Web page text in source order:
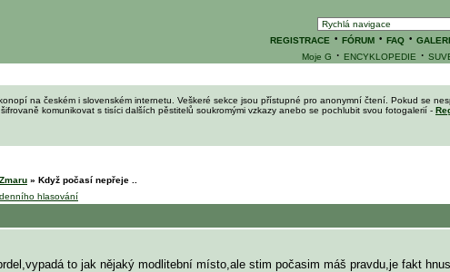
REGISTRACE · FÓRUM· FAQ·
Moje G · ENCYKLOPEDIE ·
na českém i slovenském internetu. Veškeré sekce jsou přístupné pro anonymní čtení. Pokud se
komunikovat s tisíci dalších pěstitelů soukromými vzkazy anebo se pochlubit svou fotogalerií -
» Když počasí nepřeje ..
hlasování
to jak nějaký modlitební místo,ale stim počasim máš pravdu,je fakt